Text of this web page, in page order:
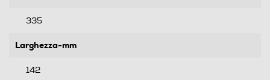
335
Larghezza-mm
142